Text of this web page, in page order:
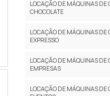
LOCAÇÃO DE MÁQUINAS DE
CHOCOLATE
LOCAÇÃO DE MÁQUINAS DE
EXPRESSO
LOCAÇÃO DE MÁQUINAS DE
EMPRESAS
LOCAÇÃO DE MÁQUINAS DE